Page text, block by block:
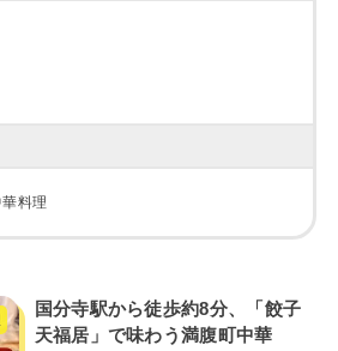
料理
国分寺駅から徒歩約8分、「餃子
天福居」で味わう満腹町中華